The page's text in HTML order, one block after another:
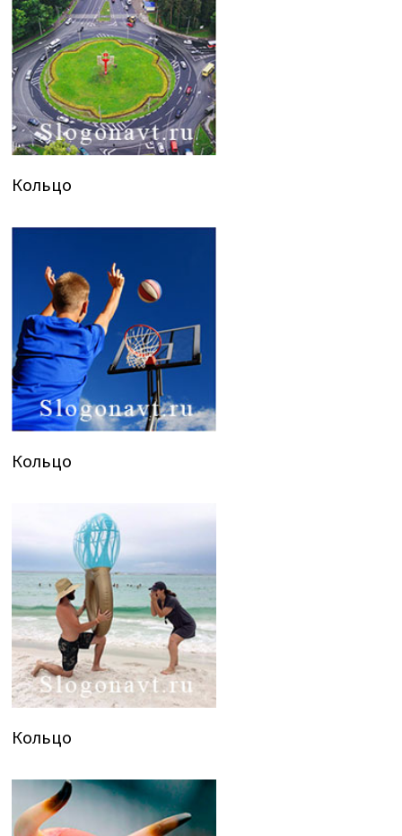
Кольцо
Кольцо
Кольцо